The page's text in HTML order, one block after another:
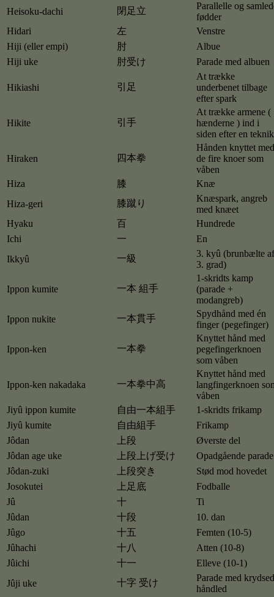
Heisoku-dachi
閉足立
Parallelle og
fødder
Hidari
左
Venstre
Hiji (eller empi)
肘
Albue
Hiji uke
肘受け Parade med albuen
Hikiashi 引足
At trække
underbenet tilbage
efter spark
Hikite 引手
At trække armene (
hænderne ) ind i
siden efter en teknik
Hiraken 四本拳
Hånden knyttet med
de fire knoer som
våben
Hiza
膝
Knæ
Hiza-geri
膝蹴り
Knæspark, angreb
med knæet
Hyaku
百
Hundrede
Ichi
一
En
Ikkyû
一級
3. kyû (brunbælte af
3. grad)
Ippon kumite 一本 組手
1-skridts kamp
(parade +
modangreb)
Ippon nukite
一本貫手
Spydhånd med én
finger (pegefinger)
Ippon-ken 一本拳
Knyttet hånd med
pegefingerknoen
som våben
Ippon-ken nakadaka 一本拳中高
Knyttet hånd med
langfingerknoen
våben
Jiyû ippon kumite
自由一本組手
1-skridts frikamp
Jiyû kumite
自由組手
Frikamp
Jôdan
上段
Øverste del
Jôdan age uke
上段上げ受け
Opadgående parade
Jôdan-zuki
上段突き
Stød mod hovedet
Josokutei
上足底
Fodballe
Jû
十
Ti
Jûdan
十段
10. dan
Jûgo
十五
Femten (10-5)
Jûhachi
十八
Atten (10-8)
Jûichi
十一
Elleve (10-1)
Jûji uke
十字 受け
Parade med
håndled